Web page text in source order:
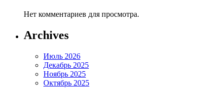
Нет комментариев для просмотра.
Archives
Июль 2026
Декабрь 2025
Ноябрь 2025
Октябрь 2025